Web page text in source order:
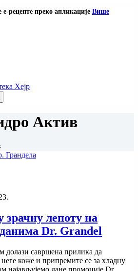
е-рецепте преко апликације Више
Актив
зрачну лепоту на
Dr. Grandel
долази савршена прилика да
коже и припремите се за хладну
најављујемо дане промоције Dr.